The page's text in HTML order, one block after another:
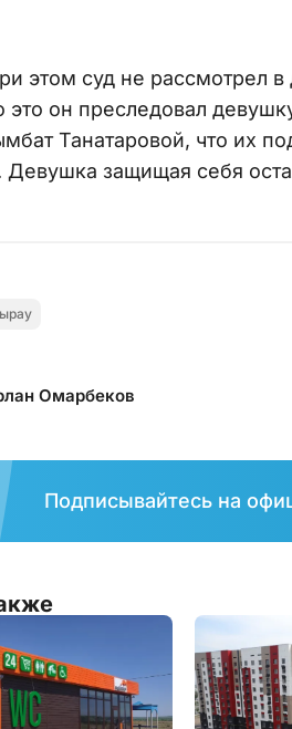
этом суд не рассмотрел
это он преследовал
Танатаровой, что их
защищая себя
Омарбеков
Подписывайтесь на